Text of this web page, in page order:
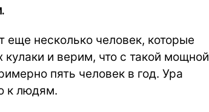
несколько человек, которые
и верим, что с такой мощной
пять человек в год. Ура
к людям.